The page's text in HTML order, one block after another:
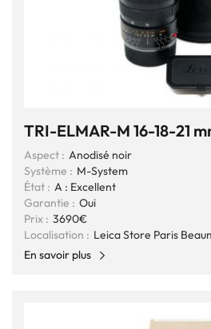
TRI-ELMAR-M 16-18-21
Aspect : Anodisé noir
Système : M-System
État : A : Excellent
Garantie : Oui
Prix : 3690€
Localisation : Leica Store Paris
En savoir plus